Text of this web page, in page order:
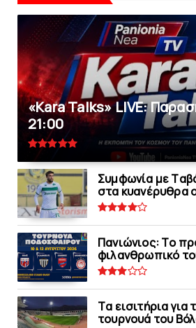
«Kara Talks» LIVE:
21:00
Συμφωνία με
στα κυανέρυθρα
Πανιώνιoς: Tο
φιλανθρωπικό
Tα εισιτήρια για
τουρνουά του